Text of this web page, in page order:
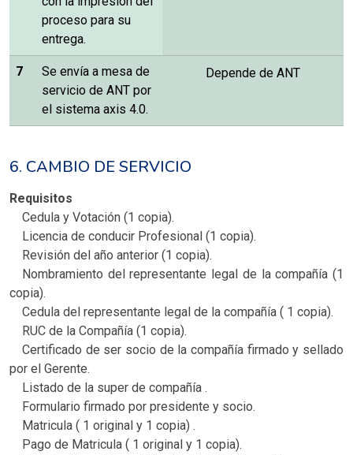
proceso para su
entrega.
7
Se envía a mesa de
servicio de ANT por
el sistema axis 4.0.
Depende de ANT
6. CAMBIO DE SERVICIO
Requisitos
Cedula y Votación (1 copia).
Licencia de conducir Profesional (1 copia).
Revisión del año anterior (1 copia).
Nombramiento del representante legal de la compañía (1
copia).
Cedula del representante legal de la compañía ( 1 copia).
RUC de la Compañía (1 copia).
Certificado de ser socio de la compañía firmado y sellado
por el Gerente.
Listado de la super de compañía .
Formulario firmado por presidente y socio.
Matricula ( 1 original y 1 copia) .
Pago de Matricula ( 1 original y 1 copia).